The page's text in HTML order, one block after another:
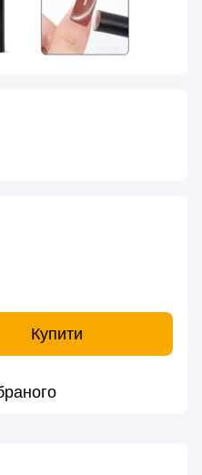
Купити